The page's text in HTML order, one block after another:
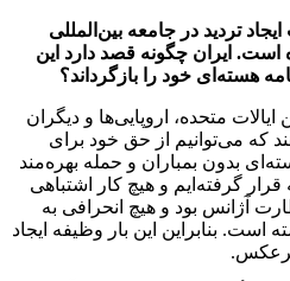
تردید در جامعه بین‌المللی
است. ایران چگونه قصد دارد این
هسته‌ای خود را بازگرداند؟
متحده، اروپایی‌ها و دیگران
که می‌توانیم از حق خود برای
بدون بمباران و حمله بهره‌مند
گرفته‌ایم و هیچ کار اشتباهی
آژانس بود و هیچ انحرافی به
بنابراین این بار وظیفه ایجاد
برعکس.